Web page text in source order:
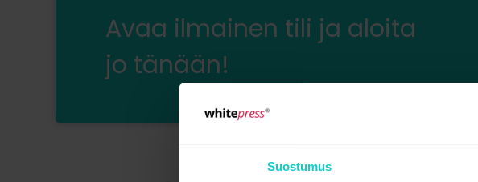
Suostumus
Avaa ilmainen tili ja aloita
jo tänään!